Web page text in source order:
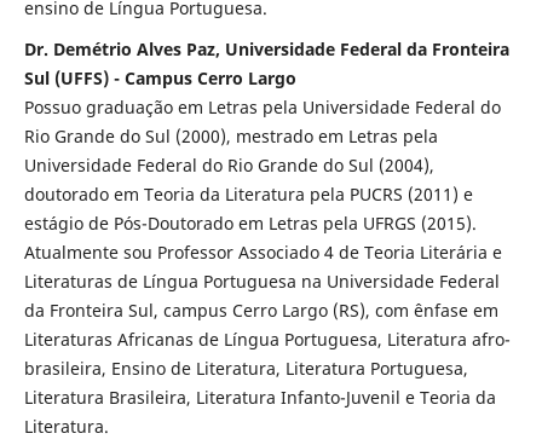
ensino de Língua Portuguesa.
Dr. Demétrio Alves Paz, Universidade Federal da Fronteira
Sul (UFFS) - Campus Cerro Largo
Possuo graduação em Letras pela Universidade Federal do
Rio Grande do Sul (2000), mestrado em Letras pela
Universidade Federal do Rio Grande do Sul (2004),
doutorado em Teoria da Literatura pela PUCRS (2011) e
estágio de Pós-Doutorado em Letras pela UFRGS (2015).
Atualmente sou Professor Associado 4 de Teoria Literária e
Literaturas de Língua Portuguesa na Universidade Federal
da Fronteira Sul, campus Cerro Largo (RS), com ênfase em
Literaturas Africanas de Língua Portuguesa, Literatura afro-
brasileira, Ensino de Literatura, Literatura Portuguesa,
Literatura Brasileira, Literatura Infanto-Juvenil e Teoria da
Literatura.